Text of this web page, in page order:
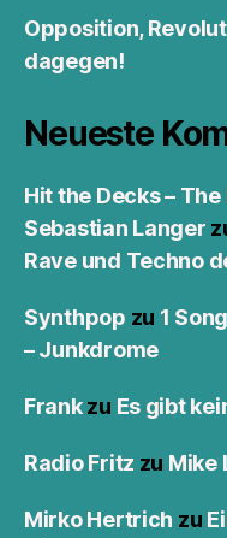
Opposition,
dagegen!
Neueste
Hit the Decks –
Sebastian Langer
Rave und Techno
Synthpop zu 1
– Junkdrome
Frankzu Es gibt
Radio Fritz zu Mike
Mirko Hertrich zu